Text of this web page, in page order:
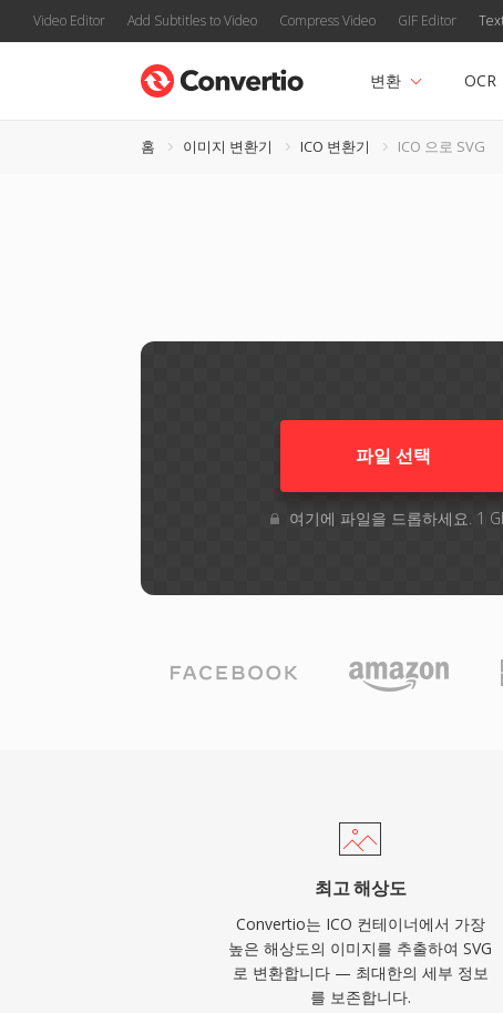
Video Editor Add Subtitles to Video Compress Video GIF Editor
변환 OCR
홈 이미지 변환기 ICO 변환기 ICO 으로 SVG
파일 선택
여기에 파일을 드롭하세요. 1
최고 해상도
Convertio는 ICO 컨테이너에서 가장
높은 해상도의 이미지를 추출하여 SVG
로 변환합니다 — 최대한의 세부 정보
를 보존합니다.